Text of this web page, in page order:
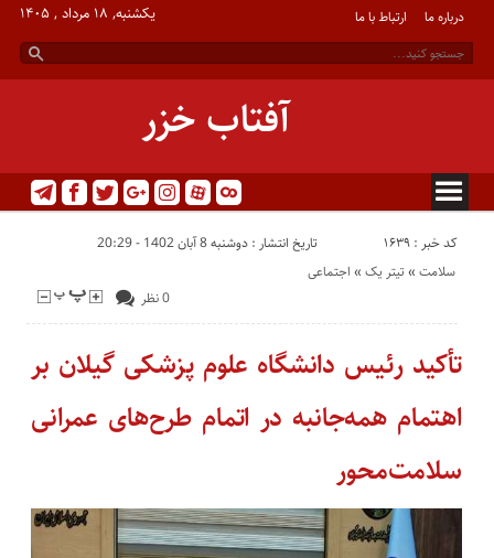
درباره ما ارتباط با ما یکشنبه, ۱۸ مرداد , ۱۴۰۵
آفتاب خزر
کد خبر : 1639 تاریخ انتشار : دوشنبه 8 آبان 1402 - 20:29
اجتماعی «تیتر یک «سلامت
تأکید رئیس دانشگاه علوم پزشکی گیلان بر
اهتمام همه‌جانبه در اتمام طرح‌های عمرانی
سلامت‌محور